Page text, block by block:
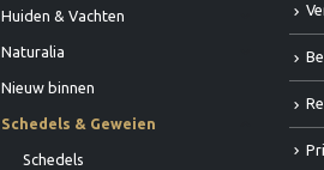
Huiden & Vachten
Naturalia
Nieuw binnen
Schedels & Geweien
Schedels